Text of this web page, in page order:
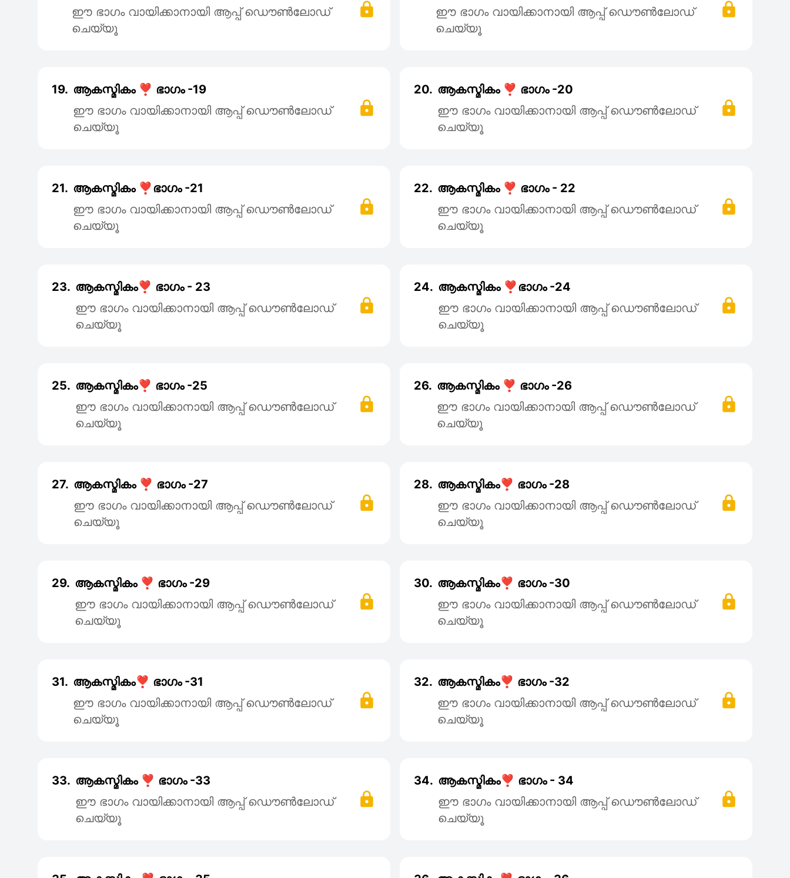
ഈ ഭാഗം വായിക്കാനായി ആപ്പ് ഡൌൺലോഡ്
ചെയ്യൂ
ഈ ഭാഗം വായിക്കാനായി ആപ്പ് ഡൌൺലോഡ്
ചെയ്യൂ
19. ആകസ്മികം ❣️ ഭാഗം -19
ഈ ഭാഗം വായിക്കാനായി ആപ്പ് ഡൌൺലോഡ്
ചെയ്യൂ
20. ആകസ്മികം ❣️ ഭാഗം -20
ഈ ഭാഗം വായിക്കാനായി ആപ്പ് ഡൌൺലോഡ്
ചെയ്യൂ
21. ആകസ്മികം ❣️ഭാഗം -21
ഈ ഭാഗം വായിക്കാനായി ആപ്പ് ഡൌൺലോഡ്
ചെയ്യൂ
22. ആകസ്മികം ❣️ ഭാഗം - 22
ഈ ഭാഗം വായിക്കാനായി ആപ്പ് ഡൌൺലോഡ്
ചെയ്യൂ
23. ആകസ്മികം❣️ ഭാഗം - 23
ഈ ഭാഗം വായിക്കാനായി ആപ്പ് ഡൌൺലോഡ്
ചെയ്യൂ
24. ആകസ്മികം ❣️ഭാഗം -24
ഈ ഭാഗം വായിക്കാനായി ആപ്പ് ഡൌൺലോഡ്
ചെയ്യൂ
25. ആകസ്മികം❣️ ഭാഗം -25
ഈ ഭാഗം വായിക്കാനായി ആപ്പ് ഡൌൺലോഡ്
ചെയ്യൂ
26. ആകസ്മികം ❣️ ഭാഗം -26
ഈ ഭാഗം വായിക്കാനായി ആപ്പ് ഡൌൺലോഡ്
ചെയ്യൂ
27. ആകസ്മികം ❣️ ഭാഗം -27
ഈ ഭാഗം വായിക്കാനായി ആപ്പ് ഡൌൺലോഡ്
ചെയ്യൂ
28. ആകസ്മികം❣️ ഭാഗം -28
ഈ ഭാഗം വായിക്കാനായി ആപ്പ് ഡൌൺലോഡ്
ചെയ്യൂ
29. ആകസ്മികം ❣️ ഭാഗം -29
ഈ ഭാഗം വായിക്കാനായി ആപ്പ് ഡൌൺലോഡ്
ചെയ്യൂ
30. ആകസ്മികം❣️ ഭാഗം -30
ഈ ഭാഗം വായിക്കാനായി ആപ്പ് ഡൌൺലോഡ്
ചെയ്യൂ
31. ആകസ്മികം❣️ ഭാഗം -31
ഈ ഭാഗം വായിക്കാനായി ആപ്പ് ഡൌൺലോഡ്
ചെയ്യൂ
32. ആകസ്മികം❣️ ഭാഗം -32
ഈ ഭാഗം വായിക്കാനായി ആപ്പ് ഡൌൺലോഡ്
ചെയ്യൂ
33. ആകസ്മികം ❣️ ഭാഗം -33
ഈ ഭാഗം വായിക്കാനായി ആപ്പ് ഡൌൺലോഡ്
ചെയ്യൂ
34. ആകസ്മികം❣️ ഭാഗം - 34
ഈ ഭാഗം വായിക്കാനായി ആപ്പ് ഡൌൺലോഡ്
ചെയ്യൂ